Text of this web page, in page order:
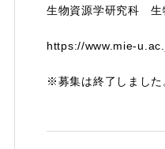
生物資源学研究科 生
https://www.mie-
※募集は終了しました